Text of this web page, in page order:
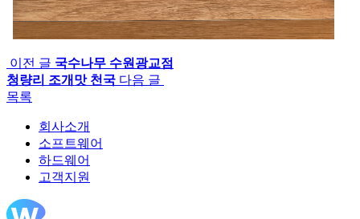
이전 글 국수나무 수원광교점
청량리 조개맛 천국 다음 글
목록
회사소개
소프트웨어
하드웨어
고객지원